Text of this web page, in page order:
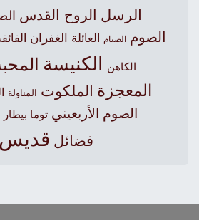
الرسل الروح القدس
الصوم الصيام العائلة الغفران الفائقة
الكاهن الكنيسةالمحبة
المعجزة الملكوت المناولة
الصوم الأربعيني توما بيطار
فضائل قديس